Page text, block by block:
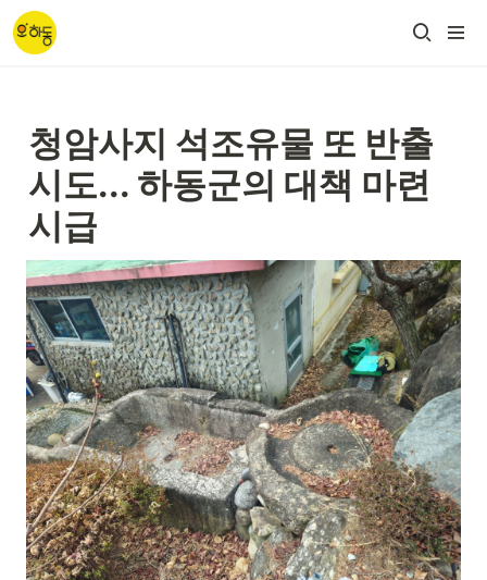
청암사지 석조유물 또 반출
시도... 하동군의 대책 마련
시급